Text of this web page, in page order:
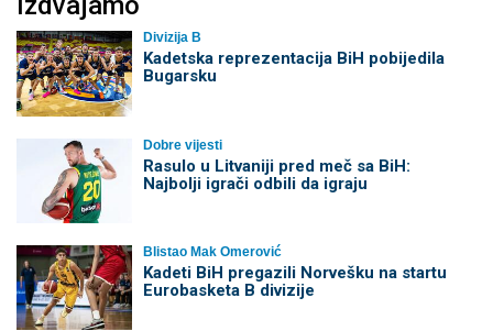
Divizija B
Kadetska reprezentacija BiH pobijedila
Bugarsku
Dobre vijesti
Rasulo u Litvaniji pred meč sa BiH:
Najbolji igrači odbili da igraju
Blistao Mak Omerović
Kadeti BiH pregazili Norvešku na startu
Eurobasketa B divizije